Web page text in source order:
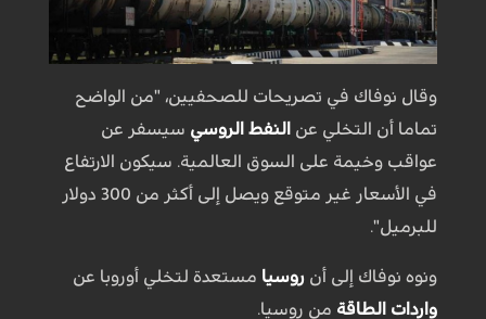
وقال نوفاك في تصريحات للصحفيين، "من الواضح
تماما أن التخلي عن النفط الروسي سيسفر عن
عواقب وخيمة على السوق العالمية. سيكون الارتفاع
في الأسعار غير متوقع ويصل إلى أكثر من 300 دولار
للبرميل".
ونوه نوفاك إلى أن روسيا مستعدة لتخلي أوروبا عن
واردات الطاقة من روسيا.